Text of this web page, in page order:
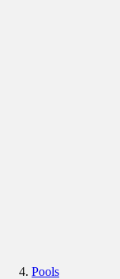
Pools